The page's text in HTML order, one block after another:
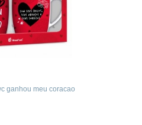
ganhou meu coracao